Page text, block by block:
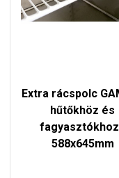
Extra rácspolc
hűtőkhöz és
588x645mm